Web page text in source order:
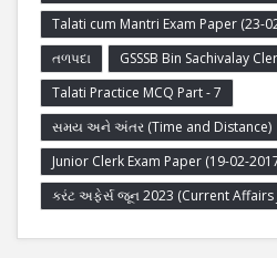
Talati cum Mantri Exam Paper (23-
તળપદા
GSSSB Bin Sachivalay
Talati Practice MCQ Part - 7
સમય અને અંતર (Time and Distance)
Junior Clerk Exam Paper (19-02-
કરંટ અફેર્સ જૂન 2023 (Current Affairs